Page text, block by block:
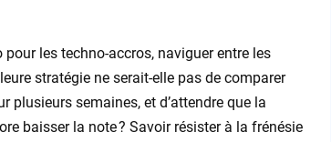
les techno-accros, naviguer entre les
stratégie ne serait-elle pas de comparer
plusieurs semaines, et d’attendre que la
baisser la note ? Savoir résister à la frénésie